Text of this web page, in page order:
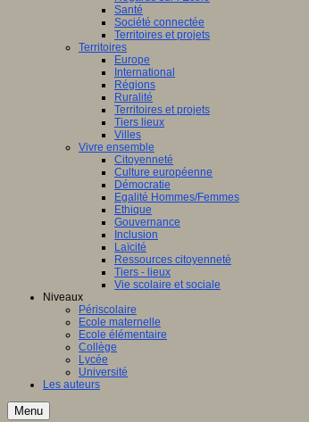
Santé
Société connectée
Territoires et projets
Territoires
Europe
International
Régions
Ruralité
Territoires et projets
Tiers lieux
Villes
Vivre ensemble
Citoyenneté
Culture européenne
Démocratie
Egalité Hommes/Femmes
Ethique
Gouvernance
Inclusion
Laïcité
Ressources citoyenneté
Tiers - lieux
Vie scolaire et sociale
Niveaux
Périscolaire
Ecole maternelle
Ecole élémentaire
Collège
Lycée
Université
Les auteurs
Menu